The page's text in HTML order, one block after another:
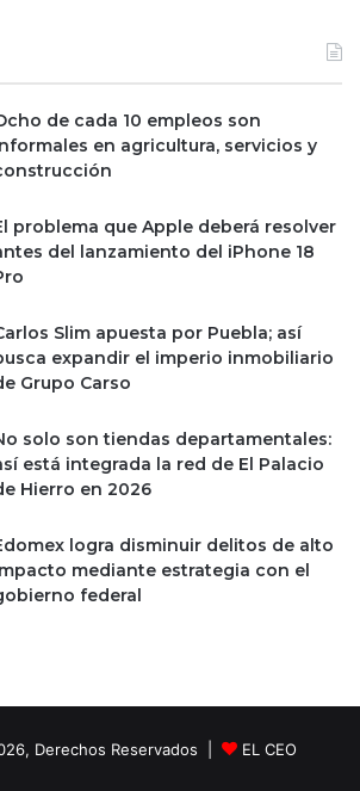
de cada 10 empleos son
en agricultura, servicios y
problema que Apple deberá resolver
del lanzamiento del iPhone 18
Slim apuesta por Puebla; así
expandir el imperio inmobiliario
Grupo Carso
solo son tiendas departamentales:
está integrada la red de El Palacio
Hierro en 2026
logra disminuir delitos de alto
mediante estrategia con el
federal
Derechos Reservados | EL CEO